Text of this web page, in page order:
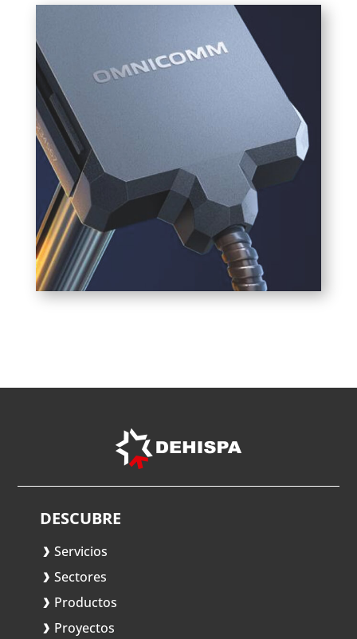
DESCUBRE
Servicios
Sectores
Productos
Proyectos